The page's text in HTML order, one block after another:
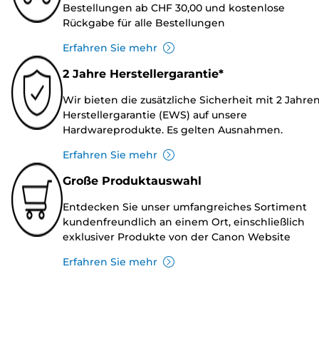
Bestellungen ab CHF 30,00 und kostenlose
Rückgabe für alle Bestellungen
Erfahren Sie mehr
2 Jahre Herstellergarantie*
Wir bieten die zusätzliche Sicherheit mit 2
Herstellergarantie (EWS) auf unsere
Hardwareprodukte. Es gelten Ausnahmen.
Erfahren Sie mehr
Große Produktauswahl
Entdecken Sie unser umfangreiches Sortiment
kundenfreundlich an einem Ort, einschließlich
exklusiver Produkte von der Canon Website
Erfahren Sie mehr